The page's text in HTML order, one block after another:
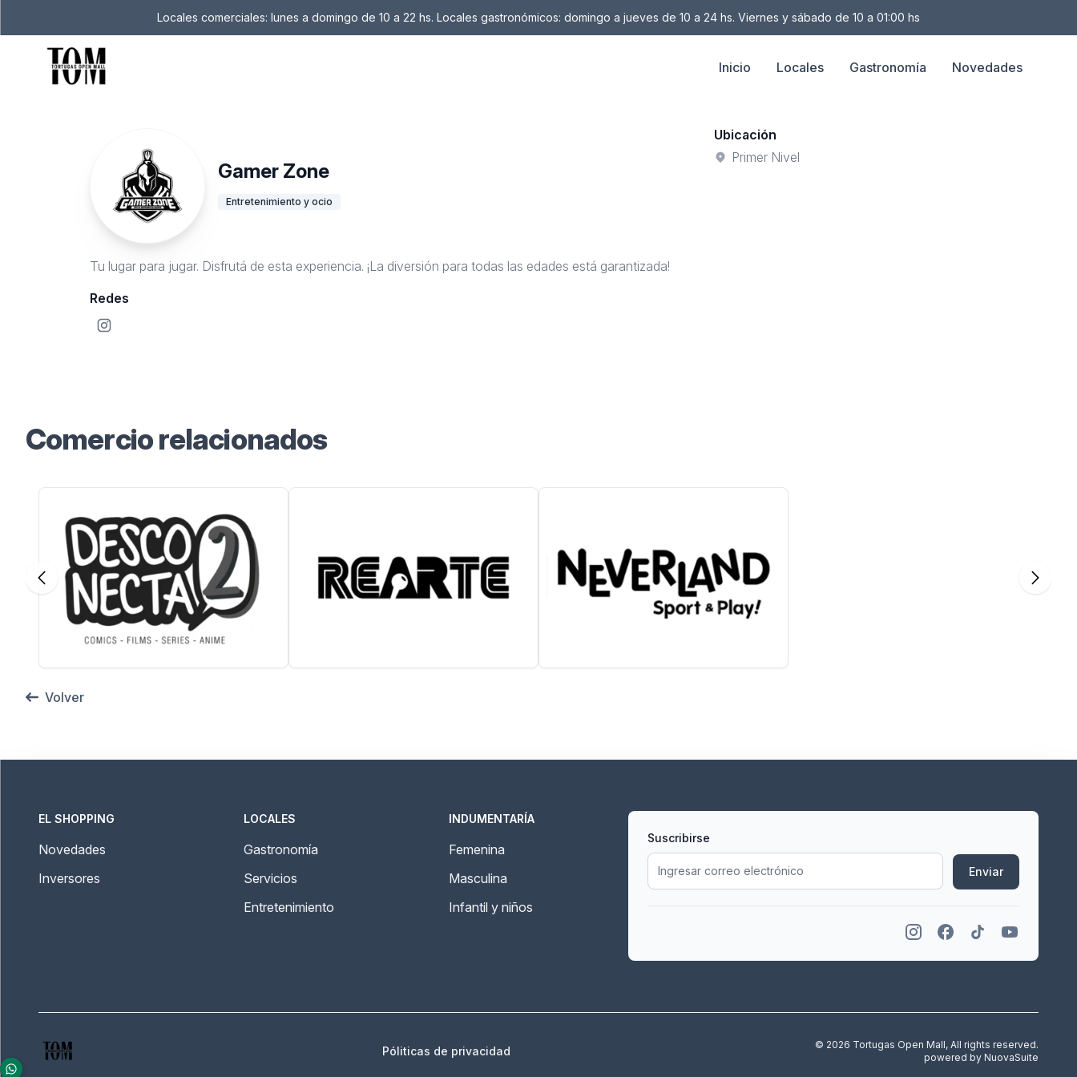
Locales comerciales: lunes a domingo de 10 a 22 hs. Locales gastronómicos: domingo a jueves de 10 a 24 hs. Viernes y sábado de 10 a 01:00 hs
Inicio Locales Gastronomía Novedades
Gamer Zone
Entretenimiento y ocio
Tu lugar para jugar. Disfrutá de esta experiencia. ¡La diversión para todas las edades está garantizada!
Redes
Ubicación
Primer Nivel
Comercio relacionados
Volver
EL SHOPPING
Novedades
Inversores
LOCALES
Gastronomía
Servicios
Entretenimiento
INDUMENTARÍA
Femenina
Masculina
Infantil y niños
Suscribirse
Enviar
Póliticas de privacidad
© 2026 Tortugas Open Mall, All rights reserved.
powered by NuovaSuite